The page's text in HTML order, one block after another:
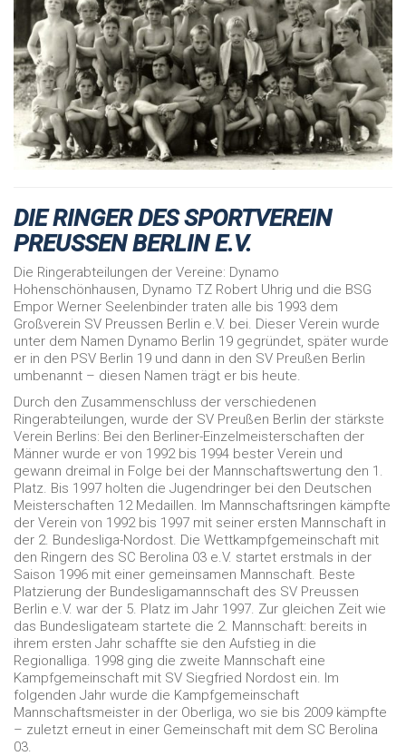
DIE RINGER DES SPORTVEREIN
PREUSSEN BERLIN E.V.
Die Ringerabteilungen der Vereine: Dynamo
Hohenschönhausen, Dynamo TZ Robert Uhrig und die BSG
Empor Werner Seelenbinder traten alle bis 1993 dem
Großverein SV Preussen Berlin e.V. bei. Dieser Verein wurde
unter dem Namen Dynamo Berlin 19 gegründet, später wurde
er in den PSV Berlin 19 und dann in den SV Preußen Berlin
umbenannt – diesen Namen trägt er bis heute.
Durch den Zusammenschluss der verschiedenen
Ringerabteilungen, wurde der SV Preußen Berlin der stärkste
Verein Berlins: Bei den Berliner-Einzelmeisterschaften der
Männer wurde er von 1992 bis 1994 bester Verein und
gewann dreimal in Folge bei der Mannschaftswertung den 1.
Platz. Bis 1997 holten die Jugendringer bei den Deutschen
Meisterschaften 12 Medaillen. Im Mannschaftsringen kämpfte
der Verein von 1992 bis 1997 mit seiner ersten Mannschaft in
der 2. Bundesliga-Nordost. Die Wettkampfgemeinschaft mit
den Ringern des SC Berolina 03 e.V. startet erstmals in der
Saison 1996 mit einer gemeinsamen Mannschaft. Beste
Platzierung der Bundesligamannschaft des SV Preussen
Berlin e.V. war der 5. Platz im Jahr 1997. Zur gleichen Zeit wie
das Bundesligateam startete die 2. Mannschaft: bereits in
ihrem ersten Jahr schaffte sie den Aufstieg in die
Regionalliga. 1998 ging die zweite Mannschaft eine
Kampfgemeinschaft mit SV Siegfried Nordost ein. Im
folgenden Jahr wurde die Kampfgemeinschaft
Mannschaftsmeister in der Oberliga, wo sie bis 2009 kämpfte
– zuletzt erneut in einer Gemeinschaft mit dem SC Berolina
03.